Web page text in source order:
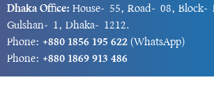
Dhaka Office: House-55, Road-08, Block-
Gulshan-1, Dhaka-1212.
Phone: +880 1856 195 622 (WhatsApp)
Phone: +880 1869 913 486